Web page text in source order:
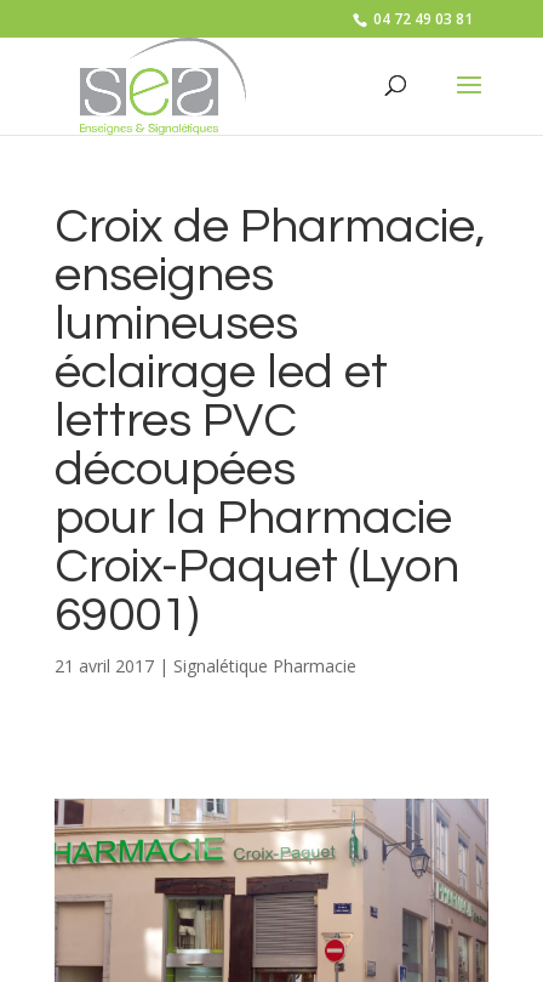
04 72 49 03 81
Croix de Pharmacie,
enseignes
lumineuses
éclairage led et
lettres PVC
découpées
pour la Pharmacie
Croix-Paquet (Lyon
69001)
21 avril 2017| Signalétique Pharmacie